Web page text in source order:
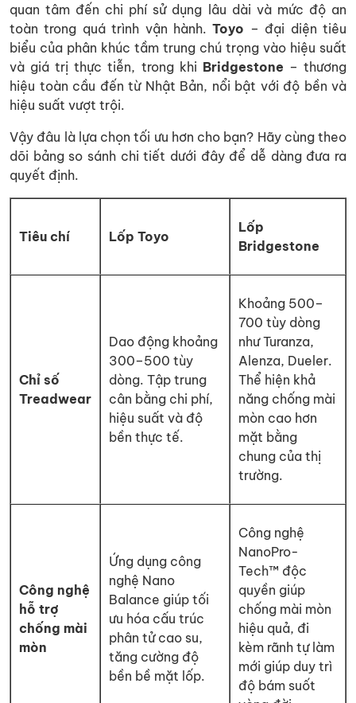
quan tâm đến chi phí sử dụng lâu dài và mức độ an
toàn trong quá trình vận hành.Toyo – đại diện tiêu
biểu của phân khúc tầm trung chú trọng vào hiệu suất
và giá trị thực tiễn, trong khi Bridgestone – thương
hiệu toàn cầu đến từ Nhật Bản, nổi bật với độ bền và
hiệu suất vượt trội.
Vậy đâu là lựa chọn tối ưu hơn cho bạn? Hãy cùng theo
dõi bảng so sánh chi tiết dưới đây để dễ dàng đưa ra
quyết định.
Tiêu chí Lốp Toyo
Lốp
Bridgestone
Chỉ số
Treadwear
Dao động khoảng
300–500 tùy
dòng. Tập trung
cân bằng chi phí,
hiệu suất và độ
bền thực tế.
Khoảng 500–
700 tùy dòng
như Turanza,
Alenza, Dueler.
Thể hiện khả
năng chống mài
mòn cao hơn
mặt bằng
chung của thị
trường.
Công nghệ
hỗ trợ
chống mài
mòn
Ứng dụng công
nghệ Nano
Balance giúp tối
ưu hóa cấu trúc
phân tử cao su,
tăng cường độ
bền bề mặt lốp.
Công nghệ
NanoPro-
Tech™ độc
quyền giúp
chống mài mòn
hiệu quả, đi
kèm rãnh tự làm
mới giúp duy trì
độ bám suốt